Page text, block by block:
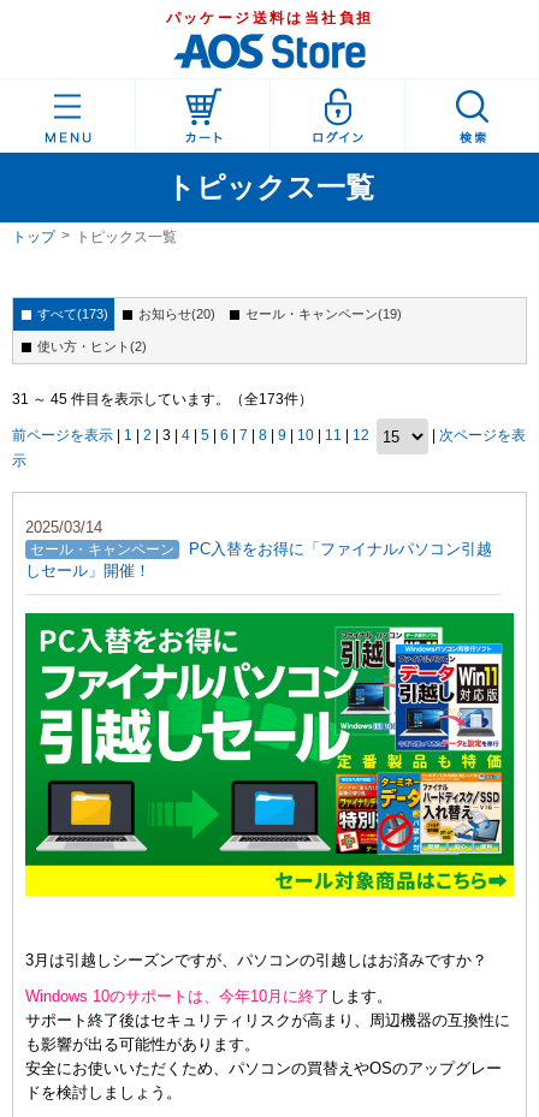
パッケージ送料は当社負担
トピックス一覧
トップ トピックス一覧
すべて(173) お知らせ(20) セール・キャンペーン(19)
使い方・ヒント(2)
31 ～ 45 件目を表示しています。（全173件）
前ページを表示 1 2 | 3 | 4 5 6 7 8 9 10 11 12
次ページを表
示
2025/03/14
セール・キャンペーン
PC入替をお得に「ファイナルパソコン引越
しセール」開催！
3月は引越しシーズンですが、パソコンの引越しはお済みですか？
Windows 10のサポートは、今年10月に終了 します。
サポート終了後はセキュリティリスクが高まり、周辺機器の互換性に
も影響が出る可能性があります。
安全にお使いいただくため、パソコンの買替えやOSのアップグレー
ドを検討しましょう。